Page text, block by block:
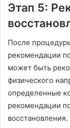
Этап 5:
После
рекомендации
может быть
физического
определенные
рекомендации
восстановления.